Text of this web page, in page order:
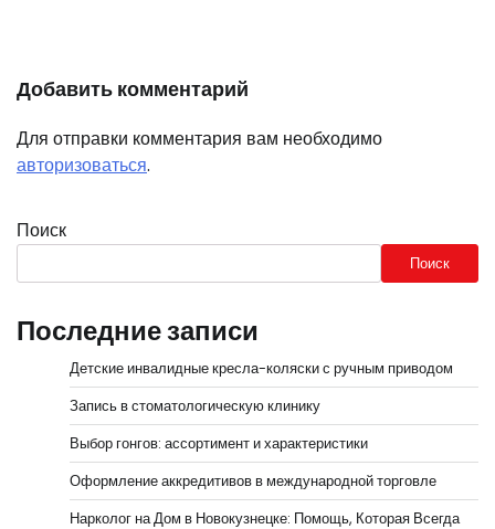
Добавить комментарий
Для отправки комментария вам необходимо
авторизоваться.
Поиск
Поиск
Последние записи
Детские инвалидные кресла-коляски с ручным приводом
Запись в стоматологическую клинику
Выбор гонгов: ассортимент и характеристики
Оформление аккредитивов в международной торговле
Нарколог на Дом в Новокузнецке: Помощь, Которая Всегда